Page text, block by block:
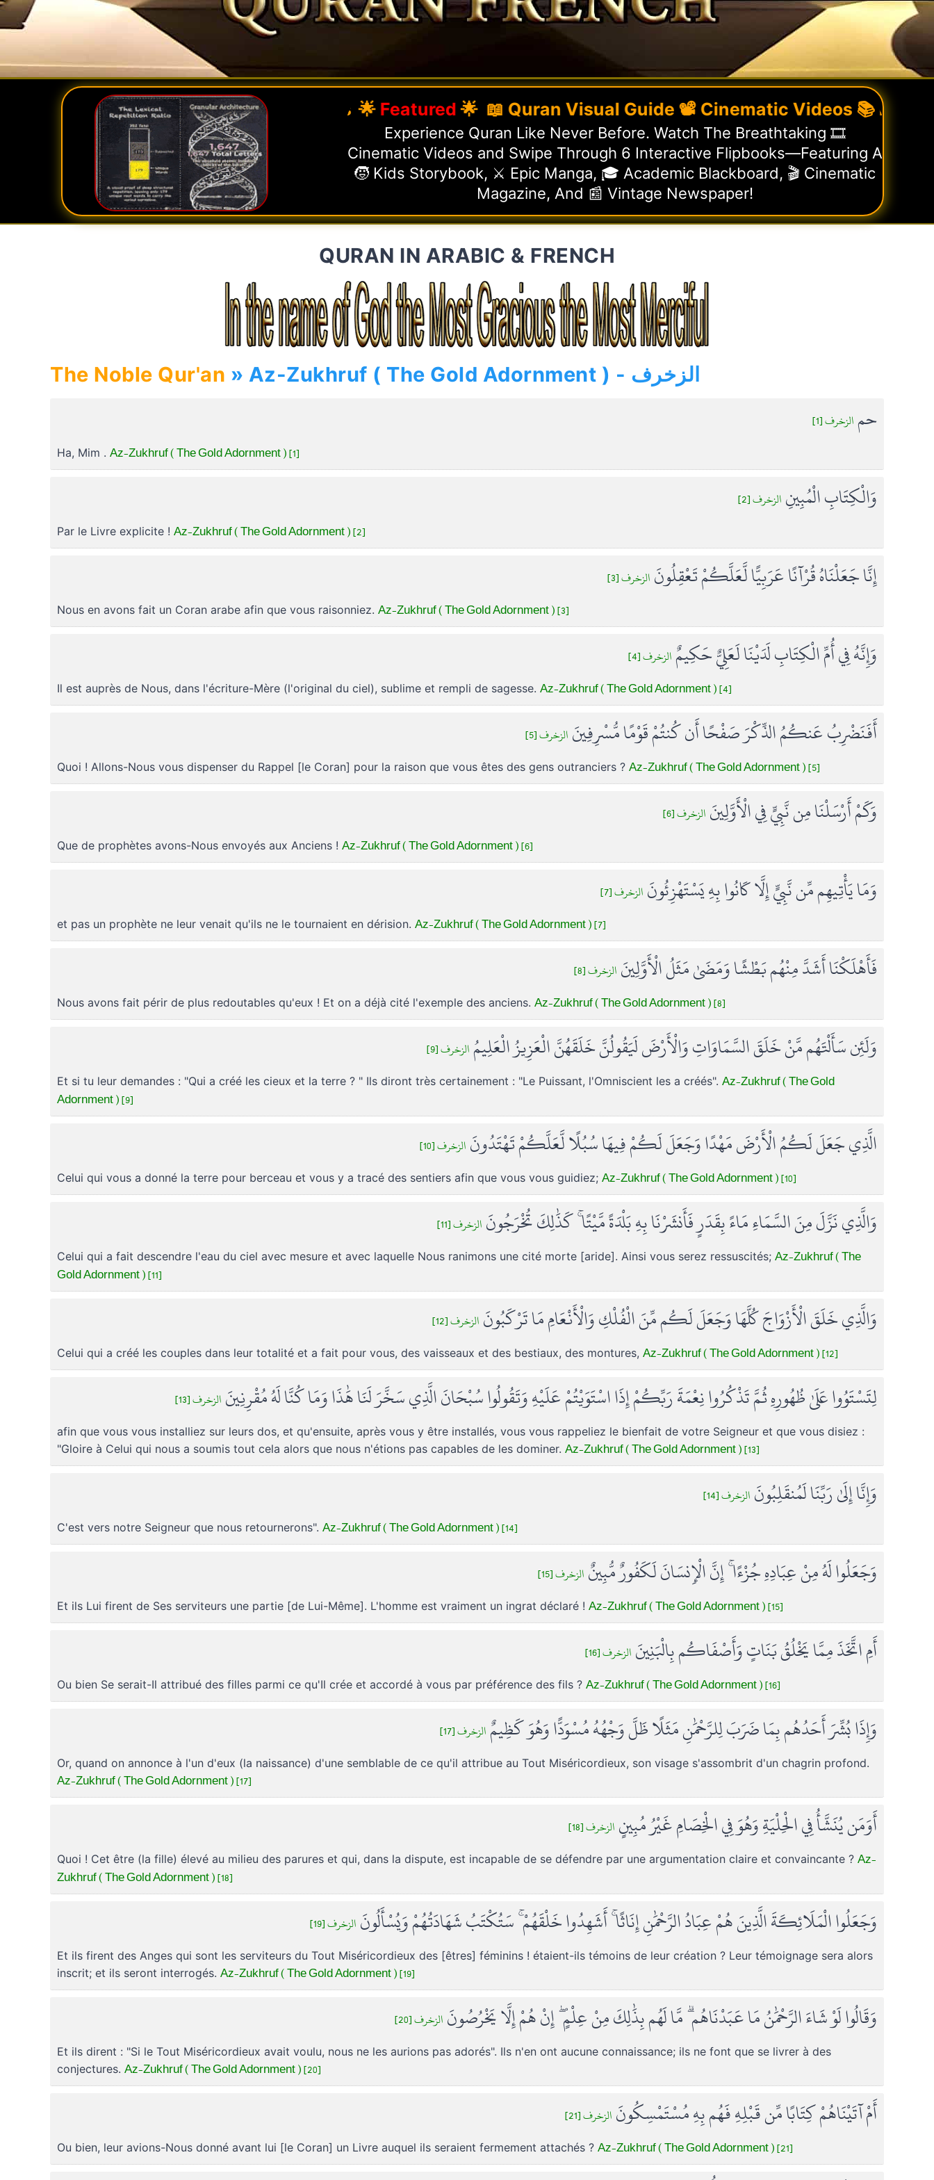
Featured🌟 📖 Quran Visual Guide 📽️ Cinematic Videos 📚 Flipbooks
Experience Quran Like Never Before. Watch The Breathtaking 🎞️
Cinematic Videos and Swipe Through 6 Interactive Flipbooks—Featuring A
🧒 Kids Storybook, ⚔️ Epic Manga, 🎓 Academic Blackboard, 🎬 Cinematic
Magazine, And 📰 Vintage Newspaper!
QURAN IN ARABIC & FRENCH
The Noble Qur'an » Az-Zukhruf ( The Gold Adornment ) - الزخرف
حم الزخرف [1]
Ha, Mim . Az-Zukhruf ( The Gold Adornment ) [1]
وَالْكِتَابِ الْمُبِينِ الزخرف [2]
Par le Livre explicite ! Az-Zukhruf ( The Gold Adornment ) [2]
إِنَّا جَعَلْنَاهُ قُرْآنًا عَرَبِيًّا لَّعَلَّكُمْ تَعْقِلُونَ الزخرف [3]
Nous en avons fait un Coran arabe afin que vous raisonniez. Az-Zukhruf ( The Gold Adornment ) [3]
وَإِنَّهُ فِي أُمِّ الْكِتَابِ لَدَيْنَا لَعَلِيٌّ حَكِيمٌ الزخرف [4]
Il est auprès de Nous, dans l'écriture-Mère (l'original du ciel), sublime et rempli de sagesse. Az-Zukhruf ( The Gold Adornment ) [4]
أَفَنَضْرِبُ عَنكُمُ الذِّكْرَ صَفْحًا أَن كُنتُمْ قَوْمًا مُّسْرِفِينَ الزخرف [5]
Quoi ! Allons-Nous vous dispenser du Rappel [le Coran] pour la raison que vous êtes des gens outranciers ? Az-Zukhruf ( The Gold Adornment ) [5]
وَكَمْ أَرْسَلْنَا مِن نَّبِيٍّ فِي الْأَوَّلِينَ الزخرف [6]
Que de prophètes avons-Nous envoyés aux Anciens ! Az-Zukhruf ( The Gold Adornment ) [6]
وَمَا يَأْتِيهِم مِّن نَّبِيٍّ إِلَّا كَانُوا بِهِ يَسْتَهْزِئُونَ الزخرف [7]
et pas un prophète ne leur venait qu'ils ne le tournaient en dérision. Az-Zukhruf ( The Gold Adornment ) [7]
فَأَهْلَكْنَا أَشَدَّ مِنْهُم بَطْشًا وَمَضَىٰ مَثَلُ الْأَوَّلِينَ الزخرف [8]
Nous avons fait périr de plus redoutables qu'eux ! Et on a déjà cité l'exemple des anciens. Az-Zukhruf ( The Gold Adornment ) [8]
وَلَئِن سَأَلْتَهُم مَّنْ خَلَقَ السَّمَاوَاتِ وَالْأَرْضَ لَيَقُولُنَّ خَلَقَهُنَّ الْعَزِيزُ الْعَلِيمُ الزخرف [9]
Et si tu leur demandes : "Qui a créé les cieux et la terre ? " Ils diront très certainement : "Le Puissant, l'Omniscient les a créés". Az-Zukhruf ( The Gold
Adornment ) [9]
الَّذِي جَعَلَ لَكُمُ الْأَرْضَ مَهْدًا وَجَعَلَ لَكُمْ فِيهَا سُبُلًا لَّعَلَّكُمْ تَهْتَدُونَ الزخرف [10]
Celui qui vous a donné la terre pour berceau et vous y a tracé des sentiers afin que vous vous guidiez; Az-Zukhruf ( The Gold Adornment ) [10]
وَالَّذِي نَزَّلَ مِنَ السَّمَاءِ مَاءً بِقَدَرٍ فَأَنشَرْنَا بِهِ بَلْدَةً مَّيْتًا ۚ كَذَٰلِكَ تُخْرَجُونَ الزخرف [11]
Celui qui a fait descendre l'eau du ciel avec mesure et avec laquelle Nous ranimons une cité morte [aride]. Ainsi vous serez ressuscités; Az-Zukhruf ( The
Gold Adornment ) [11]
وَالَّذِي خَلَقَ الْأَزْوَاجَ كُلَّهَا وَجَعَلَ لَكُم مِّنَ الْفُلْكِ وَالْأَنْعَامِ مَا تَرْكَبُونَ الزخرف [12]
Celui qui a créé les couples dans leur totalité et a fait pour vous, des vaisseaux et des bestiaux, des montures, Az-Zukhruf ( The Gold Adornment ) [12]
لِتَسْتَوُوا عَلَىٰ ظُهُورِهِ ثُمَّ تَذْكُرُوا نِعْمَةَ رَبِّكُمْ إِذَا اسْتَوَيْتُمْ عَلَيْهِ وَتَقُولُوا سُبْحَانَ الَّذِي سَخَّرَ لَنَا هَٰذَا وَمَا كُنَّا لَهُ مُقْرِنِينَ الزخرف [13]
afin que vous vous installiez sur leurs dos, et qu'ensuite, après vous y être installés, vous vous rappeliez le bienfait de votre Seigneur et que vous disiez :
"Gloire à Celui qui nous a soumis tout cela alors que nous n'étions pas capables de les dominer. Az-Zukhruf ( The Gold Adornment ) [13]
وَإِنَّا إِلَىٰ رَبِّنَا لَمُنقَلِبُونَ الزخرف [14]
C'est vers notre Seigneur que nous retournerons". Az-Zukhruf ( The Gold Adornment ) [14]
وَجَعَلُوا لَهُ مِنْ عِبَادِهِ جُزْءًا ۚ إِنَّ الْإِنسَانَ لَكَفُورٌ مُّبِينٌ الزخرف [15]
Et ils Lui firent de Ses serviteurs une partie [de Lui-Même]. L'homme est vraiment un ingrat déclaré ! Az-Zukhruf ( The Gold Adornment ) [15]
أَمِ اتَّخَذَ مِمَّا يَخْلُقُ بَنَاتٍ وَأَصْفَاكُم بِالْبَنِينَ الزخرف [16]
Ou bien Se serait-Il attribué des filles parmi ce qu'Il crée et accordé à vous par préférence des fils ? Az-Zukhruf ( The Gold Adornment ) [16]
وَإِذَا بُشِّرَ أَحَدُهُم بِمَا ضَرَبَ لِلرَّحْمَٰنِ مَثَلًا ظَلَّ وَجْهُهُ مُسْوَدًّا وَهُوَ كَظِيمٌ الزخرف [17]
Or, quand on annonce à l'un d'eux (la naissance) d'une semblable de ce qu'il attribue au Tout Miséricordieux, son visage s'assombrit d'un chagrin profond.
Az-Zukhruf ( The Gold Adornment ) [17]
أَوَمَن يُنَشَّأُ فِي الْحِلْيَةِ وَهُوَ فِي الْخِصَامِ غَيْرُ مُبِينٍ الزخرف [18]
Quoi ! Cet être (la fille) élevé au milieu des parures et qui, dans la dispute, est incapable de se défendre par une argumentation claire et convaincante ? Az-
Zukhruf ( The Gold Adornment ) [18]
وَجَعَلُوا الْمَلَائِكَةَ الَّذِينَ هُمْ عِبَادُ الرَّحْمَٰنِ إِنَاثًا ۚ أَشَهِدُوا خَلْقَهُمْ ۚ سَتُكْتَبُ شَهَادَتُهُمْ وَيُسْأَلُونَ الزخرف [19]
Et ils firent des Anges qui sont les serviteurs du Tout Miséricordieux des [êtres] féminins ! étaient-ils témoins de leur création ? Leur témoignage sera alors
inscrit; et ils seront interrogés. Az-Zukhruf ( The Gold Adornment ) [19]
وَقَالُوا لَوْ شَاءَ الرَّحْمَٰنُ مَا عَبَدْنَاهُم ۗ مَّا لَهُم بِذَٰلِكَ مِنْ عِلْمٍ ۖ إِنْ هُمْ إِلَّا يَخْرُصُونَ الزخرف [20]
Et ils dirent : "Si le Tout Miséricordieux avait voulu, nous ne les aurions pas adorés". Ils n'en ont aucune connaissance; ils ne font que se livrer à des
conjectures. Az-Zukhruf ( The Gold Adornment ) [20]
أَمْ آتَيْنَاهُمْ كِتَابًا مِّن قَبْلِهِ فَهُم بِهِ مُسْتَمْسِكُونَ الزخرف [21]
Ou bien, leur avions-Nous donné avant lui [le Coran] un Livre auquel ils seraient fermement attachés ? Az-Zukhruf ( The Gold Adornment ) [21]